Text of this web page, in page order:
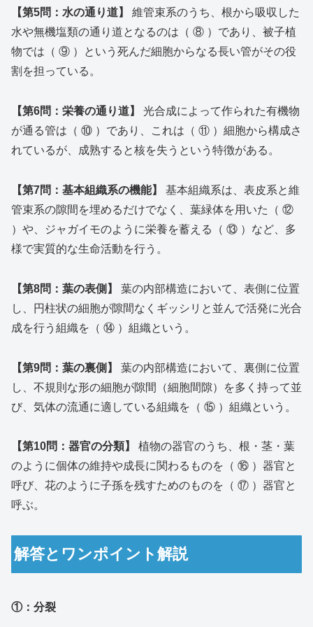
【第5問：水の通り道】
維管束系のうち、根から吸収した
水や無機塩類の通り道となるのは（ ⑧ ）であり、被子植
物では（ ⑨ ）という死んだ細胞からなる長い管がその役
割を担っている。
【第6問：栄養の通り道】
光合成によって作られた有機物
が通る管は（ ⑩ ）であり、これは（ ⑪ ）細胞から構成さ
れているが、成熟すると核を失うという特徴がある。
【第7問：基本組織系の機能】
基本組織系は、表皮系と維
管束系の隙間を埋めるだけでなく、葉緑体を用いた（ ⑫
）や、ジャガイモのように栄養を蓄える（ ⑬ ）など、多
様で実質的な生命活動を行う。
【第8問：葉の表側】
葉の内部構造において、表側に位置
し、円柱状の細胞が隙間なくギッシリと並んで活発に光合
成を行う組織を（ ⑭ ）組織という。
【第9問：葉の裏側】
葉の内部構造において、裏側に位置
し、不規則な形の細胞が隙間（細胞間隙）を多く持って並
び、気体の流通に適している組織を（ ⑮ ）組織という。
【第10問：器官の分類】
植物の器官のうち、根・茎・葉
のように個体の維持や成長に関わるものを（ ⑯ ）器官と
呼び、花のように子孫を残すためのものを（ ⑰ ）器官と
呼ぶ。
解答とワンポイント解説
①：分裂